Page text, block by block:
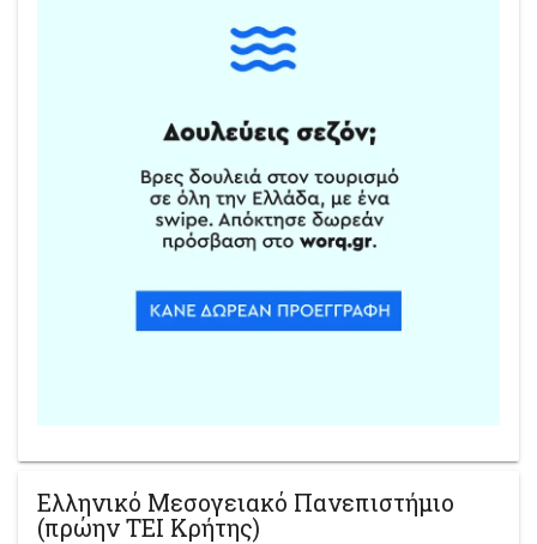
Ελληνικό Μεσογειακό Πανεπιστήμιο
(πρώην ΤΕΙ Κρήτης)